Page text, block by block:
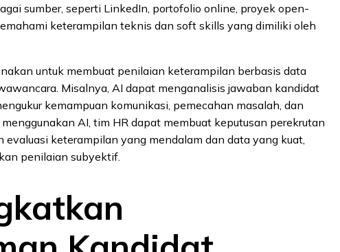
sumber, seperti LinkedIn, portofolio online, proyek open-
keterampilan teknis dan soft skills yang dimiliki oleh
untuk membuat penilaian keterampilan berbasis data
Misalnya, AI dapat menganalisis jawaban kandidat
kemampuan komunikasi, pemecahan masalah, dan
AI, tim HR dapat membuat keputusan perekrutan
keterampilan yang mendalam dan data yang kuat,
penilaian subyektif.